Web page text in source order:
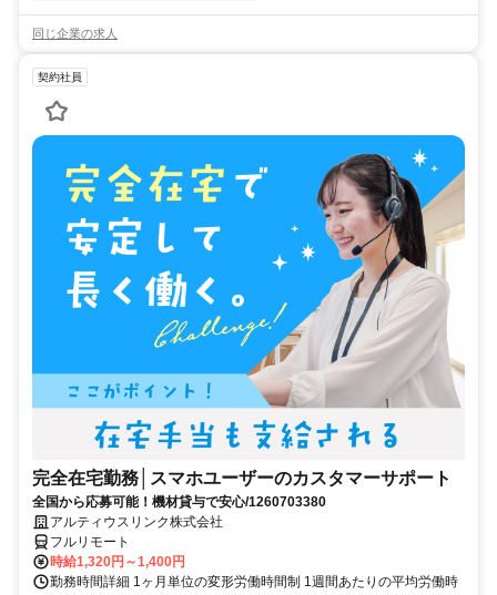
同じ企業の求人
契約社員
完全在宅勤務│スマホユーザーのカスタマーサポート
全国から応募可能！機材貸与で安心/1260703380
アルティウスリンク株式会社
フルリモート
時給1,320円～1,400円
勤務時間詳細 1ヶ月単位の変形労働時間制 1週間あたりの平均労働時